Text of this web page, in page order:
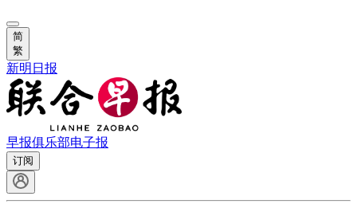
简
繁
新明日报
早报俱乐部电子报
订阅